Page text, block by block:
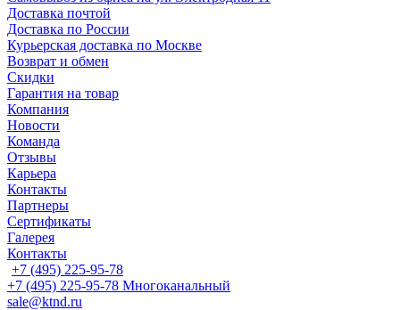
Доставка почтой
Доставка по России
Курьерская доставка по Москве
Возврат и обмен
Скидки
Гарантия на товар
Компания
Новости
Команда
Отзывы
Карьера
Контакты
Партнеры
Сертификаты
Галерея
Контакты
+7 (495) 225-95-78
+7 (495) 225-95-78 Многоканальный
sale@ktnd.ru